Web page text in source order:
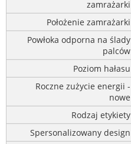
zamrażarki
Położenie zamrażarki
Powłoka odporna na ślady
palców
Poziom hałasu
Roczne zużycie energii -
nowe
Rodzaj etykiety
Spersonalizowany design